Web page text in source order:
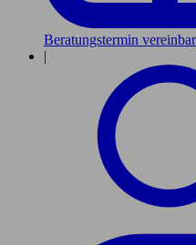
Beratungstermin
|